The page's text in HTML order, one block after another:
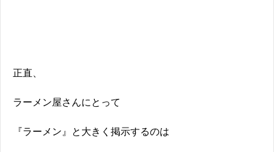
正直、
ラーメン屋さんにとって
『ラーメン』と大きく掲示するのは